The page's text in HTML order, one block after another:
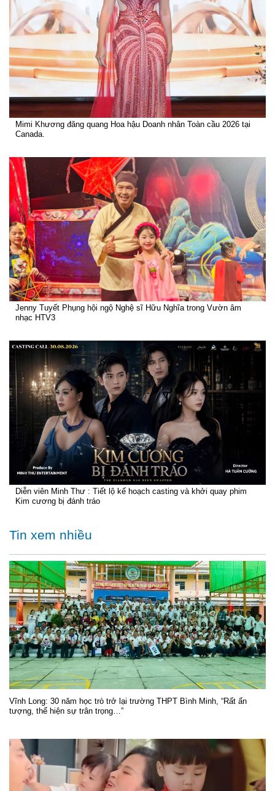
Mimi Khương đăng quang Hoa hậu Doanh nhân Toàn cầu 2026 tại
Canada.
Jenny Tuyết Phụng hội ngộ Nghệ sĩ Hữu Nghĩa trong Vườn âm
nhạc HTV3
Diễn viên Minh Thư : Tiết lộ kế hoạch casting và khởi quay phim
Kim cương bị đánh tráo
Tin xem nhiều
Vĩnh Long: 30 năm học trò trở lại trường THPT Bình Minh, “Rất ấn
tượng, thể hiện sự trân trọng…”